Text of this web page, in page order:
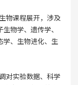
物课程展开，涉及
物学、遗传学、
学、生物进化、生
对实验数据、科学